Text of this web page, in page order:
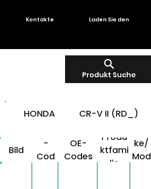
Produkt Suche
Kontakte Laden Sie den
Bild
-
Cod
OE-
Codes
Produ
ktfami
lie
ke/
Mod
HONDA CR-V II (RD_)